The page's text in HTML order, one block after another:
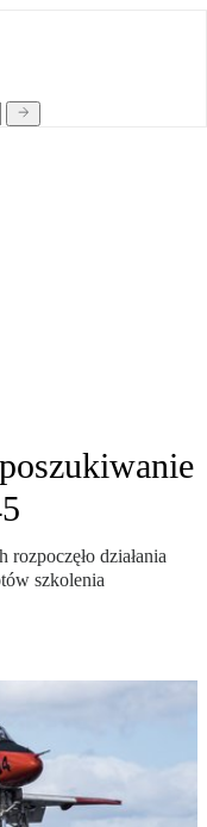
działania
szkolenia